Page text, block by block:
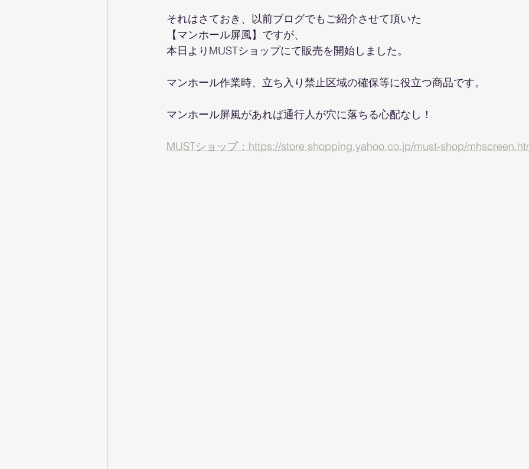
それはさておき、以前ブログでもご紹介させて頂いた
【マンホール屏風】ですが、
本日よりMUSTショップにて販売を開始しました。
マンホール作業時、立ち入り禁止区域の確保等に役立つ商品です。
マンホール屏風があれば通行人が穴に落ちる心配なし！
MUSTショップ：https://store.shopping.yahoo.co.jp/must-shop/